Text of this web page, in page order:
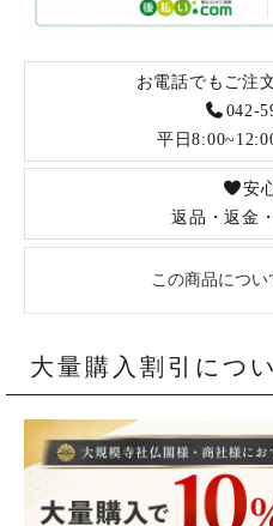
お電話でもご注
042-
平日
安
返品・返金
この商品につ
大量購入割引につ